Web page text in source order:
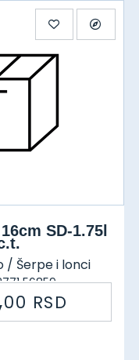
SD-1.75l
/ Šerpe i lonci
56859
00 RSD